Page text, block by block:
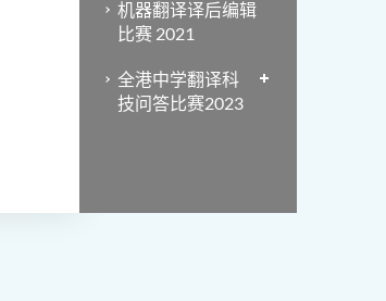
机器翻译译后编辑
比赛 2021
全港中学翻译科
技问答比赛2023